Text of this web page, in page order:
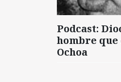
Podcast:
hombre que
Ochoa